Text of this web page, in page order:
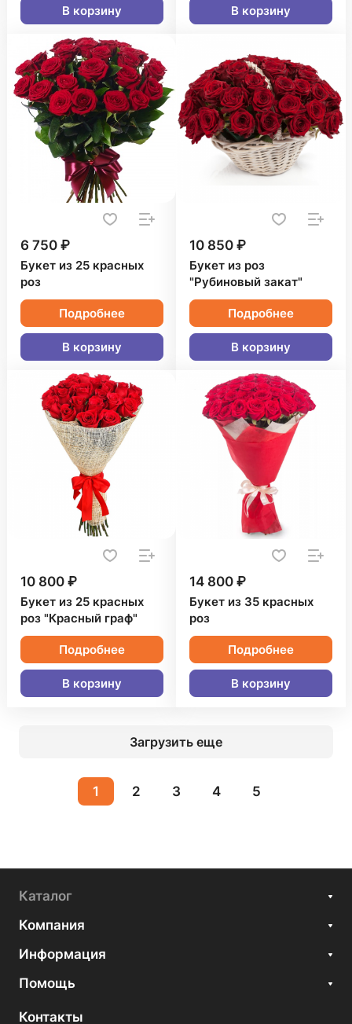
В корзину В корзину
6 750 ₽
Букет из 25 красных
роз
Подробнее
В корзину
10 850 ₽
Букет из роз
"Рубиновый закат"
Подробнее
В корзину
10 800 ₽
Букет из 25 красных
роз "Красный граф"
Подробнее
В корзину
14 800 ₽
Букет из 35 красных
роз
Подробнее
В корзину
Загрузить еще
1 2 3 4 5
Каталог
Компания
Информация
Помощь
Контакты